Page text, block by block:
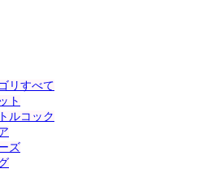
リすべて
ト
ルコック
ズ